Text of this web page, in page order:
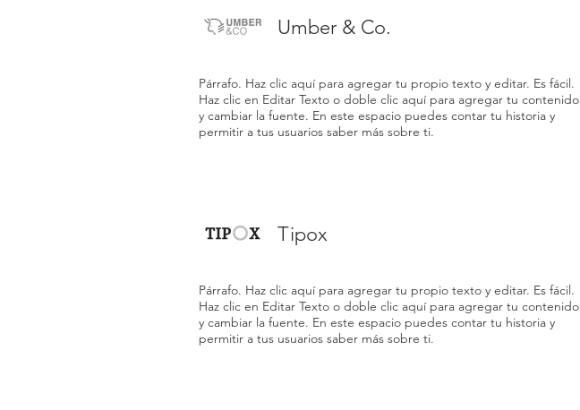
Umber & Co.
Párrafo. Haz clic aquí para agregar tu propio texto y editar. Es fácil.
Haz clic en Editar Texto o doble clic aquí para agregar tu contenido
y cambiar la fuente. En este espacio puedes contar tu historia y
permitir a tus usuarios saber más sobre ti.
Tipox
Párrafo. Haz clic aquí para agregar tu propio texto y editar. Es fácil.
Haz clic en Editar Texto o doble clic aquí para agregar tu contenido
y cambiar la fuente. En este espacio puedes contar tu historia y
permitir a tus usuarios saber más sobre ti.